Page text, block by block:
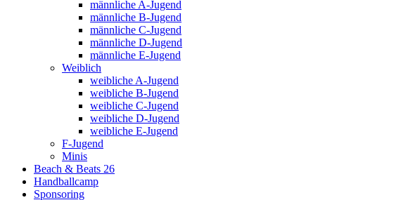
männliche A-Jugend
männliche B-Jugend
männliche C-Jugend
männliche D-Jugend
männliche E-Jugend
Weiblich
weibliche A-Jugend
weibliche B-Jugend
weibliche C-Jugend
weibliche D-Jugend
weibliche E-Jugend
F-Jugend
Minis
Beach & Beats 26
Handballcamp
Sponsoring